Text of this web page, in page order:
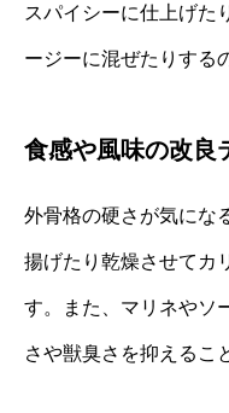
スパイシーに仕上げた
ージーに混ぜたりする
食感や風味の改良
外骨格の硬さが気にな
揚げたり乾燥させてカ
す。また、マリネやソ
さや獣臭さを抑えるこ